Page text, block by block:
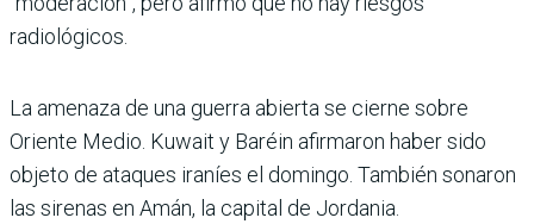
radiológicos.
La amenaza de una guerra abierta se cierne sobre
Oriente Medio. Kuwait y Baréin afirmaron haber sido
objeto de ataques iraníes el domingo. También sonaron
las sirenas en Amán, la capital de Jordania.